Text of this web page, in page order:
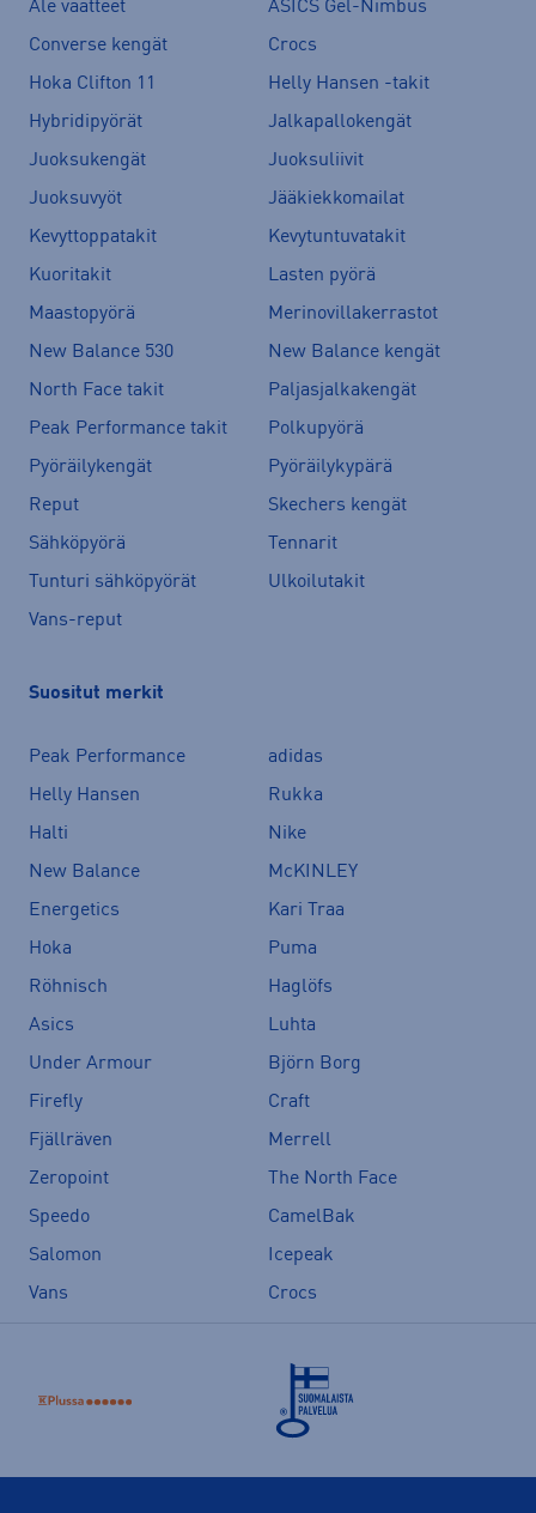
Ale vaatteet
ASICS Gel-Nimbus
Converse kengät
Crocs
Hoka Clifton 11
Helly Hansen -takit
Hybridipyörät
Jalkapallokengät
Juoksukengät
Juoksuliivit
Juoksuvyöt
Jääkiekkomailat
Kevyttoppatakit
Kevytuntuvatakit
Kuoritakit
Lasten pyörä
Maastopyörä
Merinovillakerrastot
New Balance 530
New Balance kengät
North Face takit
Paljasjalkakengät
Peak Performance takit
Polkupyörä
Pyöräilykengät
Pyöräilykypärä
Reput
Skechers kengät
Sähköpyörä
Tennarit
Tunturi sähköpyörät
Ulkoilutakit
Vans-reput
Suositut merkit
Peak Performance
adidas
Helly Hansen
Rukka
Halti
Nike
New Balance
McKINLEY
Energetics
Kari Traa
Hoka
Puma
Röhnisch
Haglöfs
Asics
Luhta
Under Armour
Björn Borg
Firefly
Craft
Fjällräven
Merrell
Zeropoint
The North Face
Speedo
CamelBak
Salomon
Icepeak
Vans
Crocs